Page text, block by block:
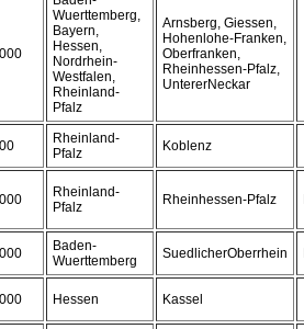
Wuerttemberg,
Bayern,
Hessen,
Nordrhein-
Westfalen,
Rheinland-
Pfalz
Arnsberg, Giessen,
Hohenlohe-Franken,
Oberfranken,
Rheinhessen-Pfalz,
UntererNeckar
Rheinland-
Pfalz
Koblenz
Rheinland-
Pfalz
Rheinhessen-Pfalz
Baden-
Wuerttemberg
SuedlicherOberrhein
Hessen Kassel